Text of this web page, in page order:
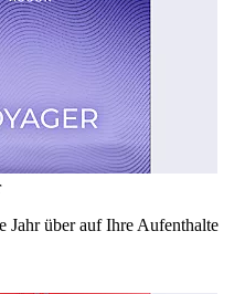
Jahr über auf Ihre Aufenthalte